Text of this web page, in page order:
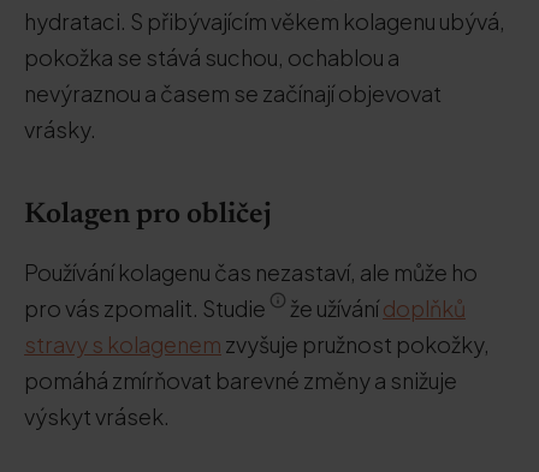
hydrataci. S přibývajícím věkem kolagenu ubývá,
pokožka se stává suchou, ochablou a
nevýraznou a časem se začínají objevovat
vrásky.
Kolagen pro obličej
Používání kolagenu čas nezastaví, ale může ho
pro vás zpomalit. Studie
že užívánídoplňků
stravy s kolagenem zvyšuje pružnost pokožky,
pomáhá zmírňovat barevné změny a snižuje
výskyt vrásek.